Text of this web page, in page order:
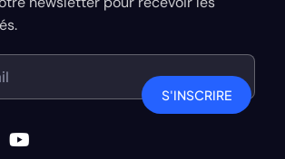
S'INSCRIRE